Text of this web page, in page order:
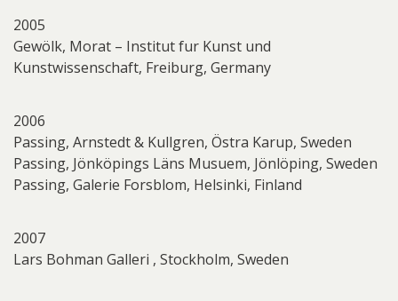
2005
Gewölk, Morat – Institut fur Kunst und
Kunstwissenschaft, Freiburg, Germany
2006
Passing, Arnstedt & Kullgren, Östra Karup, Sweden
Passing, Jönköpings Läns Musuem, Jönlöping, Sweden
Passing, Galerie Forsblom, Helsinki, Finland
2007
Lars Bohman Galleri , Stockholm, Sweden